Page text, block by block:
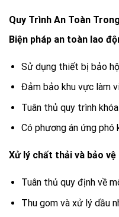
Quy Trình An Toàn
Biện pháp an toàn lao
Sử dụng thiết bị bảo
Đảm bảo khu vực làm
Tuân thủ quy trình
Có phương án ứng phó
Xử lý chất thải và bảo
Tuân thủ quy định về
Thu gom và xử lý dầu